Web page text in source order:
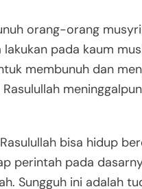
orang-orang
pada kaum
membunuh dan
bisa hidup
perintah pada
Sungguh ini adalah